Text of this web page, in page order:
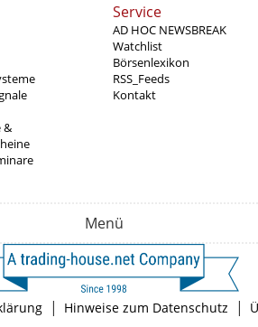
&
Service
AD HOC NEWSBREAK
Watchlist
Börsenlexikon
RSS_Feeds
Kontakt
Menü
| Hinweise zum Datenschutz |